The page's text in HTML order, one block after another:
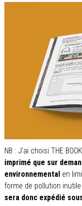
NB : J'ai choisi THE
imprimé que sur
environnemental en
forme de pollution
sera donc expédié